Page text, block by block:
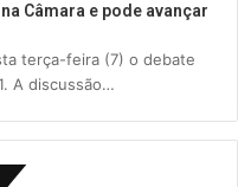
Câmara e pode avançar
terça-feira (7) o debate
A discussão…